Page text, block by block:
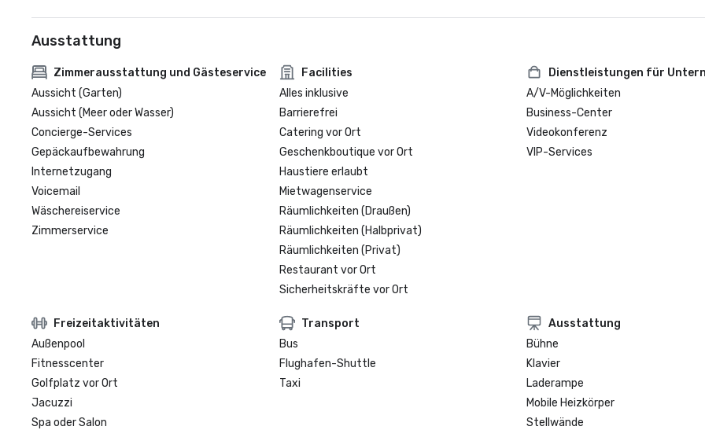
Ausstattung
Zimmerausstattung und Gästeservice
Aussicht (Garten)
Aussicht (Meer oder Wasser)
Concierge-Services
Gepäckaufbewahrung
Internetzugang
Voicemail
Wäschereiservice
Zimmerservice
Facilities
Alles inklusive
Barrierefrei
Catering vor Ort
Geschenkboutique vor Ort
Haustiere erlaubt
Mietwagenservice
Räumlichkeiten (Draußen)
Räumlichkeiten (Halbprivat)
Räumlichkeiten (Privat)
Restaurant vor Ort
Sicherheitskräfte vor Ort
Dienstleistungen für
A/V-Möglichkeiten
Business-Center
Videokonferenz
VIP-Services
Freizeitaktivitäten
Außenpool
Fitnesscenter
Golfplatz vor Ort
Jacuzzi
Spa oder Salon
Transport
Bus
Flughafen-Shuttle
Taxi
Ausstattung
Bühne
Klavier
Laderampe
Mobile Heizkörper
Stellwände